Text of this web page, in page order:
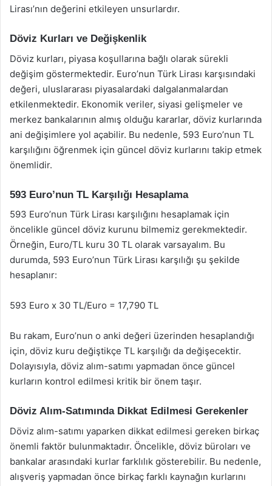
Lirası’nın değerini etkileyen unsurlardır.
Döviz Kurları ve Değişkenlik
Döviz kurları, piyasa koşullarına bağlı olarak sürekli
değişim göstermektedir. Euro’nun Türk Lirası karşısındaki
değeri, uluslararası piyasalardaki dalgalanmalardan
etkilenmektedir. Ekonomik veriler, siyasi gelişmeler ve
merkez bankalarının almış olduğu kararlar, döviz kurlarında
ani değişimlere yol açabilir. Bu nedenle, 593 Euro’nun TL
karşılığını öğrenmek için güncel döviz kurlarını takip etmek
önemlidir.
593 Euro’nun TL Karşılığı Hesaplama
593 Euro’nun Türk Lirası karşılığını hesaplamak için
öncelikle güncel döviz kurunu bilmemiz gerekmektedir.
Örneğin, Euro/TL kuru 30 TL olarak varsayalım. Bu
durumda, 593 Euro’nun Türk Lirası karşılığı şu şekilde
hesaplanır:
593 Euro x 30 TL/Euro = 17,790 TL
Bu rakam, Euro’nun o anki değeri üzerinden hesaplandığı
için, döviz kuru değiştikçe TL karşılığı da değişecektir.
Dolayısıyla, döviz alım-satımı yapmadan önce güncel
kurların kontrol edilmesi kritik bir önem taşır.
Döviz Alım-Satımında Dikkat Edilmesi Gerekenler
Döviz alım-satımı yaparken dikkat edilmesi gereken birkaç
önemli faktör bulunmaktadır. Öncelikle, döviz büroları ve
bankalar arasındaki kurlar farklılık gösterebilir. Bu nedenle,
alışveriş yapmadan önce birkaç farklı kaynağın kurlarını